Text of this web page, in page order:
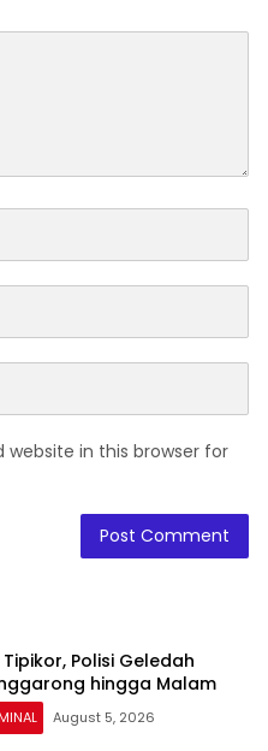
website in this browser for
Polisi Geledah
hingga Malam
August 5, 2026